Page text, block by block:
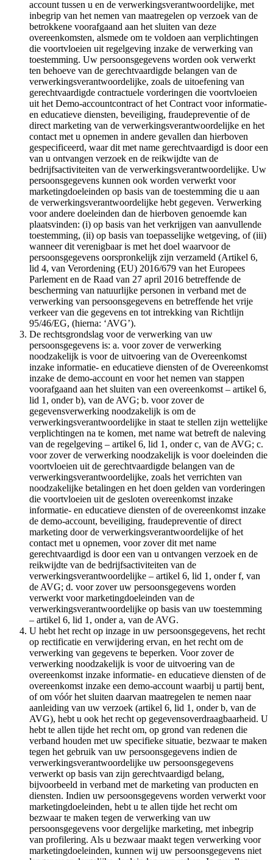
account tussen u en de verwerkingsverantwoordelijke, met
inbegrip van het nemen van maatregelen op verzoek van de
betrokkene voorafgaand aan het sluiten van deze
overeenkomsten, alsmede om te voldoen aan verplichtingen
die voortvloeien uit regelgeving inzake de verwerking van
toestemming. Uw persoonsgegevens worden ook verwerkt
ten behoeve van de gerechtvaardigde belangen van de
verwerkingsverantwoordelijke, zoals de uitoefening van
gerechtvaardigde contractuele vorderingen die voortvloeien
uit het Demo-accountcontract of het Contract voor informatie-
en educatieve diensten, beveiliging, fraudepreventie of de
direct marketing van de verwerkingsverantwoordelijke en het
contact met u opnemen in andere gevallen dan hierboven
gespecificeerd, waar dit met name gerechtvaardigd is door een
van u ontvangen verzoek en de reikwijdte van de
bedrijfsactiviteiten van de verwerkingsverantwoordelijke. Uw
persoonsgegevens kunnen ook worden verwerkt voor
marketingdoeleinden op basis van de toestemming die u aan
de verwerkingsverantwoordelijke hebt gegeven. Verwerking
voor andere doeleinden dan de hierboven genoemde kan
plaatsvinden: (i) op basis van het verkrijgen van aanvullende
toestemming, (ii) op basis van toepasselijke wetgeving, of (iii)
wanneer dit verenigbaar is met het doel waarvoor de
persoonsgegevens oorspronkelijk zijn verzameld (Artikel 6,
lid 4, van Verordening (EU) 2016/679 van het Europees
Parlement en de Raad van 27 april 2016 betreffende de
bescherming van natuurlijke personen in verband met de
verwerking van persoonsgegevens en betreffende het vrije
verkeer van die gegevens en tot intrekking van Richtlijn
95/46/EG, (hierna: ‘AVG’).
De rechtsgrondslag voor de verwerking van uw
persoonsgegevens is: a. voor zover de verwerking
noodzakelijk is voor de uitvoering van de Overeenkomst
inzake informatie- en educatieve diensten of de Overeenkomst
inzake de demo-account en voor het nemen van stappen
voorafgaand aan het sluiten van een overeenkomst – artikel 6,
lid 1, onder b), van de AVG; b. voor zover de
gegevensverwerking noodzakelijk is om de
verwerkingsverantwoordelijke in staat te stellen zijn wettelijke
verplichtingen na te komen, met name wat betreft de naleving
van de regelgeving – artikel 6, lid 1, onder c, van de AVG; c.
voor zover de verwerking noodzakelijk is voor doeleinden die
voortvloeien uit de gerechtvaardigde belangen van de
verwerkingsverantwoordelijke, zoals het verrichten van
noodzakelijke betalingen en het doen gelden van vorderingen
die voortvloeien uit de gesloten overeenkomst inzake
informatie- en educatieve diensten of de overeenkomst inzake
de demo-account, beveiliging, fraudepreventie of direct
marketing door de verwerkingsverantwoordelijke of het
contact met u opnemen, voor zover dit met name
gerechtvaardigd is door een van u ontvangen verzoek en de
reikwijdte van de bedrijfsactiviteiten van de
verwerkingsverantwoordelijke – artikel 6, lid 1, onder f, van
de AVG; d. voor zover uw persoonsgegevens worden
verwerkt voor marketingdoeleinden van de
verwerkingsverantwoordelijke op basis van uw toestemming
– artikel 6, lid 1, onder a, van de AVG.
U hebt het recht op inzage in uw persoonsgegevens, het recht
op rectificatie en verwijdering ervan, en het recht om de
verwerking van gegevens te beperken. Voor zover de
verwerking noodzakelijk is voor de uitvoering van de
overeenkomst inzake informatie- en educatieve diensten of de
overeenkomst inzake een demo-account waarbij u partij bent,
of om vóór het sluiten daarvan maatregelen te nemen naar
aanleiding van uw verzoek (artikel 6, lid 1, onder b, van de
AVG), hebt u ook het recht op gegevensoverdraagbaarheid. U
hebt te allen tijde het recht om, op grond van redenen die
verband houden met uw specifieke situatie, bezwaar te maken
tegen het gebruik van uw persoonsgegevens indien de
verwerkingsverantwoordelijke uw persoonsgegevens
verwerkt op basis van zijn gerechtvaardigd belang,
bijvoorbeeld in verband met de marketing van producten en
diensten. Indien uw persoonsgegevens worden verwerkt voor
marketingdoeleinden, hebt u te allen tijde het recht om
bezwaar te maken tegen de verwerking van uw
persoonsgegevens voor dergelijke marketing, met inbegrip
van profilering. Als u bezwaar maakt tegen verwerking voor
marketingdoeleinden, kunnen wij uw persoonsgegevens niet